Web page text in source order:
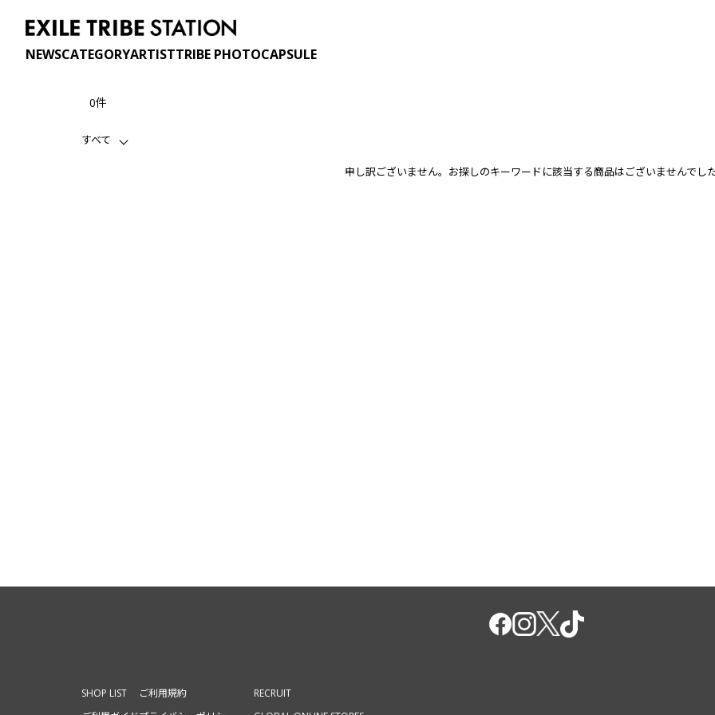
NEWSCATEGORYARTISTTRIBE PHOTOCAPSULE
0件
すべて
申し訳ございません。お探しのキーワードに該当する商品はございませんでし
SHOP LIST
ご利用規約
RECRUIT